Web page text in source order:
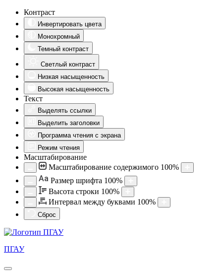
Контраст
Инвертировать цвета
Монохромный
Темный контраст
Светлый контраст
Низкая насыщенность
Высокая насыщенность
Текст
Выделять ссылки
Выделить заголовки
Программа чтения с экрана
Режим чтения
Масштабирование
Масштабирование содержимого 100%
Aa Размер шрифта 100%
Высота строки 100%
Интервал между буквами 100%
Сброс
ПГАУ